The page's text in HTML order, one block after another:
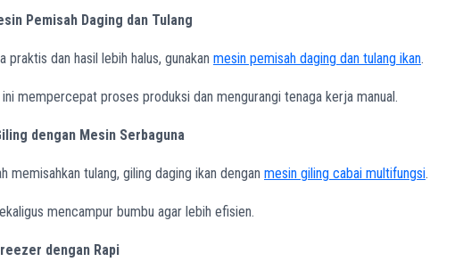
Pemisah Daging dan Tulang
praktis dan hasil lebih halus, gunakan mesin pemisah daging dan tulang ikan.
ini mempercepat proses produksi dan mengurangi tenaga kerja manual.
dengan Mesin Serbaguna
memisahkan tulang, giling daging ikan dengan mesin giling cabai multifungsi.
mencampur bumbu agar lebih efisien.
dengan Rapi